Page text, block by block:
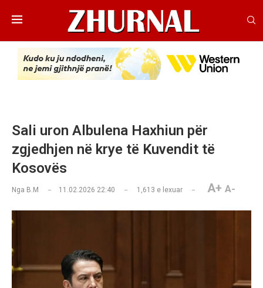
Sali uron Albulena Haxhiun për
zgjedhjen në krye të Kuvendit të
Kosovës
Nga B.M 11.02.2026 22:40 1,613 e lexuar A+ A-